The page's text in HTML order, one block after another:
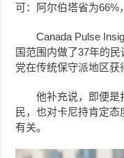
可：阿尔伯塔省为66%
Canada Pulse
国范围内做了37年的
党在传统保守派地区获
他补充说，即便是
民，也对卡尼持肯定
有关。